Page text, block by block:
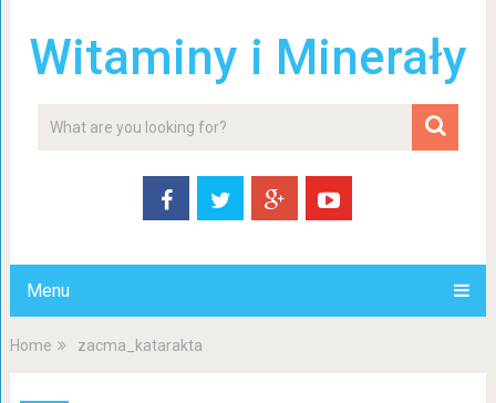
Witaminy i Minerały
Menu
Home zacma_katarakta